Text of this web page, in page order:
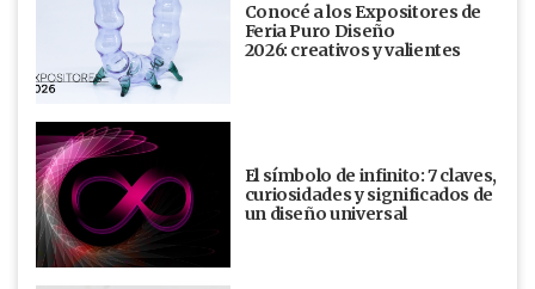
Conocé a los Expositores de
Feria Puro Diseño
2026: creativos y valientes
El símbolo de infinito: 7 claves,
curiosidades y significados de
un diseño universal